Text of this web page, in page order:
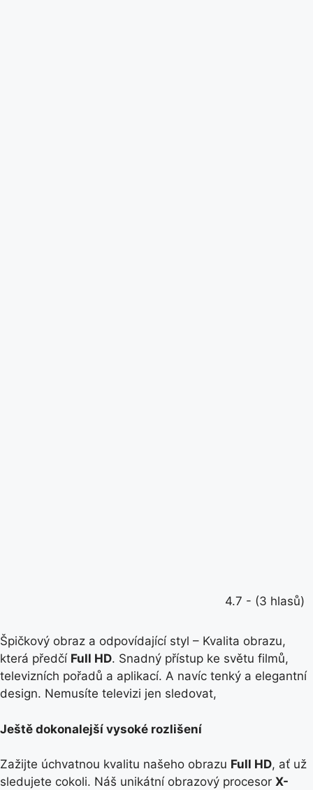
4.7 - (3 hlasů)
Špičkový obraz a odpovídající styl – Kvalita obrazu,
která předčí Full HD. Snadný přístup ke světu filmů,
televizních pořadů a aplikací. A navíc tenký a elegantní
design. Nemusíte televizi jen sledovat,
Ještě dokonalejší vysoké rozlišení
Zažijte úchvatnou kvalitu našeho obrazu Full HD, ať už
sledujete cokoli. Náš unikátní obrazový procesor X-